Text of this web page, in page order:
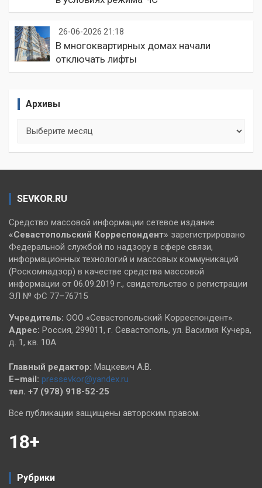
26-06-2026 21:18
В многоквартирных домах начали
отключать лифты
Архивы
SEVKOR.RU
Средство массовой информации сетевое издание
«Севастопольский Корреспондент» зарегистрировано
Федеральной службой по надзору в сфере связи,
информационных технологий и массовых коммуникаций
(Роскомнадзор) в качестве средства массовой
информации от 06.09.2019 г., свидетельство о регистрации
ЭЛ № ФС 77–76715
Учредитель: ООО «Севастопольский Корреспондент».
Адрес: Россия, 299011, г. Севастополь, ул. Василия Кучера,
д. 1, кв. 10А
Главный редактор: Мацкевич А.В.
E–mail: pressevkor@yandex.ru
тел. +7 (978) 918-52-25
Все публикации защищены авторским правом.
18+
Рубрики